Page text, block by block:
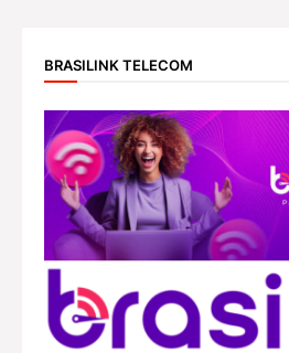
BRASILINK TELECOM